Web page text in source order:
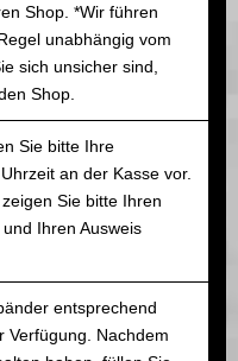
Shop. *Wir führen
unabhängig vom
sich unsicher sind,
Shop.
Sie bitte Ihre
an der Kasse vor.
Sie bitte Ihren
Ihren Ausweis
entsprechend
Verfügung. Nachdem